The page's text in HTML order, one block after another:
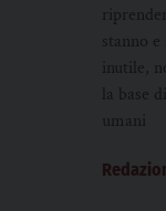
stanno
inutile,
la base
umani